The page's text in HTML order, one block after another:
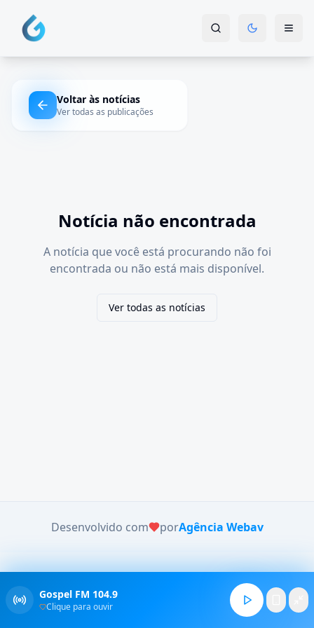
Voltar às notícias
Ver todas as publicações
Notícia não encontrada
A notícia que você está procurando não foi
encontrada ou não está mais disponível.
Ver todas as notícias
Desenvolvido com porAgência Webav
Gospel FM 104.9
Clique para ouvir